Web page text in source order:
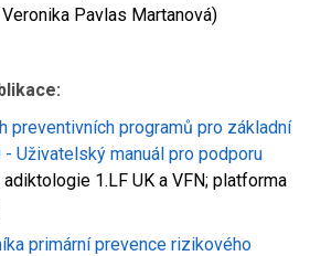
Pavlas Martanová)
preventivních programů pro základní
- Uživatelský manuál pro podporu
adiktologie 1.LF UK a VFN; platforma
primární prevence rizikového